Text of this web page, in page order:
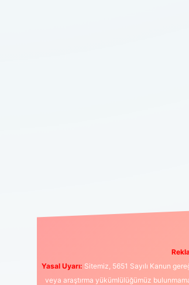
Yasal Uyarı: Sitemiz, 5651 Sayılı Kanun
veya araştırma yükümlülüğümüz